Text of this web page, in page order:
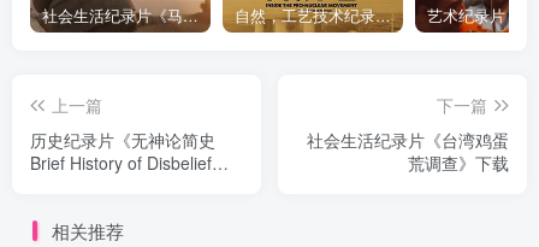
社会生活纪录片《马加拉 Makala》下载 自然，工艺技术纪录片《原子能的希望 Atomic Hope – Inside the Pro-Nuclear Movement》下载
上一篇
历史纪录片《无神论简史
Brief History of Disbelief》
下一篇
社会生活纪录片《台湾鸡蛋
荒调查》下载
相关推荐